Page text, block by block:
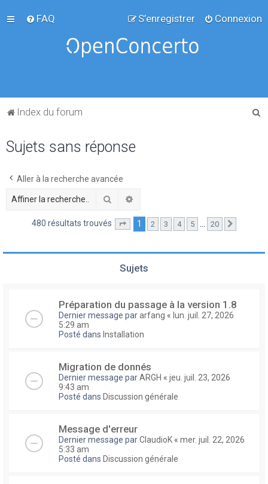
FAQ Connexion
S’enregistrer
Index du forum
Sujets sans réponse
Aller à la recherche avancée
Rechercher
480 résultats trouvés Page sur20
1 2 3 4 5 … 20
Sujets
Préparation du passage à la version 1.8
Dernier message pararfang « lun. juil. 27, 2026
5:29 am
Posté dans Installation
Migration de donnés
Dernier message parARGH « jeu. juil. 23, 2026
9:43 am
Posté dans Discussion générale
Message d'erreur
Dernier message parClaudioK « mer. juil. 22, 2026
5:33 am
Posté dans Discussion générale